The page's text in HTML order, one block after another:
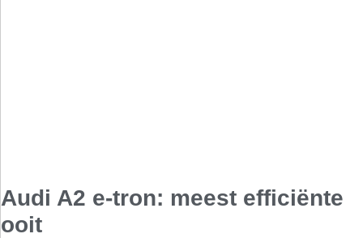
Audi A2 e-tron: meest efficiënte
ooit